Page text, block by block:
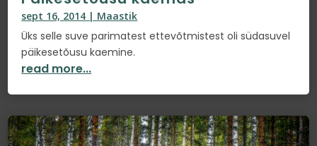
sept 16, 2014 | Maastik
Üks selle suve parimatest ettevõtmistest oli südasuvel
päikesetõusu kaemine.
read more...